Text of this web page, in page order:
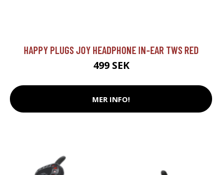
HAPPY PLUGS JOY HEADPHONE IN-EAR TWS RED
499 SEK
MER INFO!